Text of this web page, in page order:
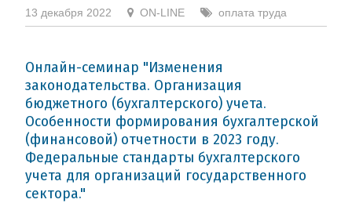
13 декабря 2022 ON-LINE оплата труда
Онлайн-семинар "Изменения
законодательства. Организация
бюджетного (бухгалтерского) учета.
Особенности формирования бухгалтерской
(финансовой) отчетности в 2023 году.
Федеральные стандарты бухгалтерского
учета для организаций государственного
сектора."